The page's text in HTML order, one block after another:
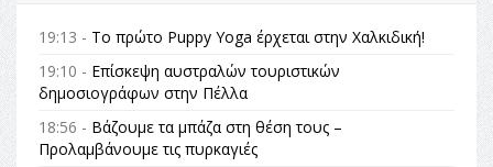
19:13 - Το πρώτο Puppy Yoga έρχεται στην Χαλκιδική!
19:10 - Επίσκεψη αυστραλών τουριστικών
δημοσιογράφων στην Πέλλα
18:56 - Βάζουμε τα μπάζα στη θέση τους –
Προλαμβάνουμε τις πυρκαγιές